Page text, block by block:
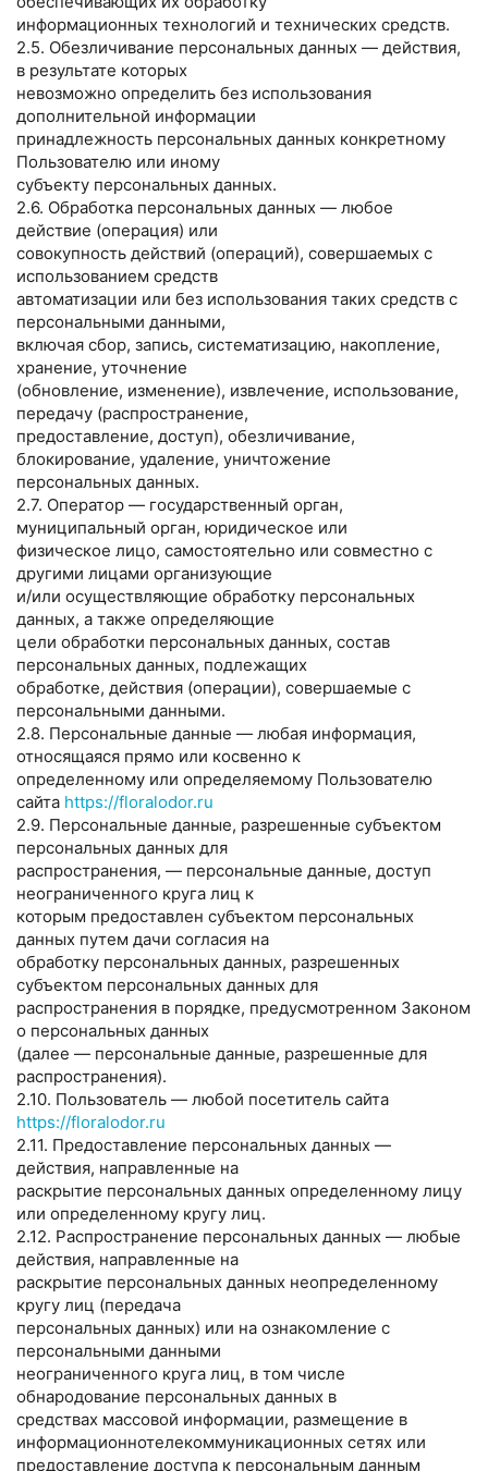
информационных технологий и технических средств.
2.5. Обезличивание персональных данных — действия,
в результате которых
невозможно определить без использования
дополнительной информации
принадлежность персональных данных конкретному
Пользователю или иному
субъекту персональных данных.
2.6. Обработка персональных данных — любое
действие (операция) или
совокупность действий (операций), совершаемых с
использованием средств
автоматизации или без использования таких средств с
персональными данными,
включая сбор, запись, систематизацию, накопление,
хранение, уточнение
(обновление, изменение), извлечение, использование,
передачу (распространение,
предоставление, доступ), обезличивание,
блокирование, удаление, уничтожение
персональных данных.
2.7. Оператор — государственный орган,
муниципальный орган, юридическое или
физическое лицо, самостоятельно или совместно с
другими лицами организующие
и/или осуществляющие обработку персональных
данных, а также определяющие
цели обработки персональных данных, состав
персональных данных, подлежащих
обработке, действия (операции), совершаемые с
персональными данными.
2.8. Персональные данные — любая информация,
относящаяся прямо или косвенно к
определенному или определяемому Пользователю
сайта https://floralodor.ru
2.9. Персональные данные, разрешенные субъектом
персональных данных для
распространения, — персональные данные, доступ
неограниченного круга лиц к
которым предоставлен субъектом персональных
данных путем дачи согласия на
обработку персональных данных, разрешенных
субъектом персональных данных для
распространения в порядке, предусмотренном Законом
о персональных данных
(далее — персональные данные, разрешенные для
распространения).
2.10. Пользователь — любой посетитель сайта
https://floralodor.ru
2.11. Предоставление персональных данных —
действия, направленные на
раскрытие персональных данных определенному лицу
или определенному кругу лиц.
2.12. Распространение персональных данных — любые
действия, направленные на
раскрытие персональных данных неопределенному
кругу лиц (передача
персональных данных) или на ознакомление с
персональными данными
неограниченного круга лиц, в том числе
обнародование персональных данных в
средствах массовой информации, размещение в
информационнотелекоммуникационных сетях или
предоставление доступа к персональным данным